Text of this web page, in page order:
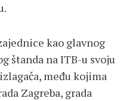
kao glavnog
štanda na ITB-u svoju
među kojima
Zagreba, grada